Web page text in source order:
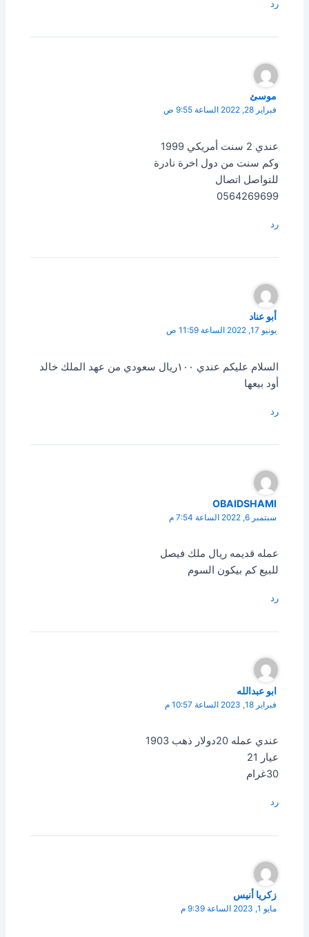
رد
موسئ
فبراير 28, 2022 الساعة 9:55 ص
عندي 2 سنت أمريكي 1999
وكم سنت من دول اخرة نادرة
للتواصل اتصال
0564269699
رد
أبو عناد
يونيو 17, 2022 الساعة 11:59 ص
السلام عليكم عندي ١٠٠ريال سعودي من عهد الملك خالد
أود بيعها
رد
OBAIDSHAMI
سبتمبر 6, 2022 الساعة 7:54 م
عمله قديمه ريال ملك فيصل
للبيع كم بيكون السوم
رد
ابو عبدالله
فبراير 18, 2023 الساعة 10:57 م
عندي عمله 20دولار ذهب 1903
عيار 21
30غرام
رد
زكريا أنيس
مايو 1, 2023 الساعة 9:39 م